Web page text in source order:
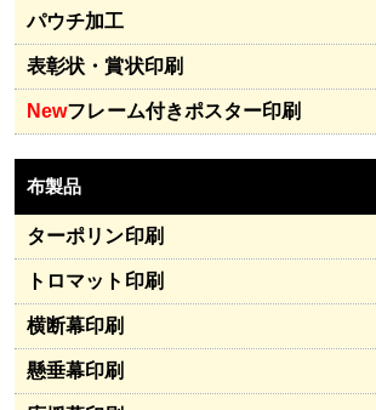
パウチ加工
表彰状・賞状印刷
Newフレーム付きポスター印刷
布製品
ターポリン印刷
トロマット印刷
横断幕印刷
懸垂幕印刷